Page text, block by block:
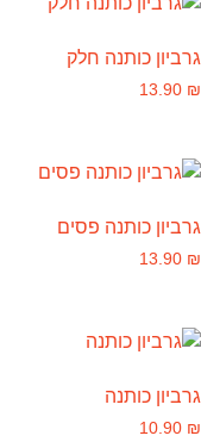
גרביון כותנה חלק
13.90 ₪
גרביון כותנה פסים
13.90 ₪
גרביון כותנה
10.90 ₪